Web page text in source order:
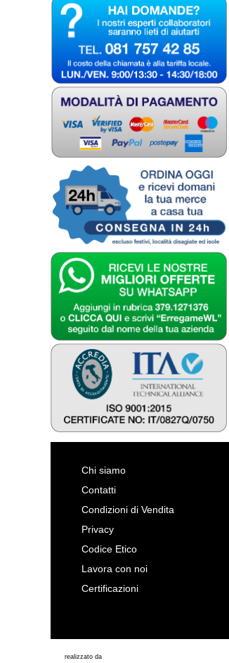
Chi siamo
Contatti
Condizioni di Vendita
Privacy
Codice Etico
Lavora con noi
Certificazioni
realizzato da